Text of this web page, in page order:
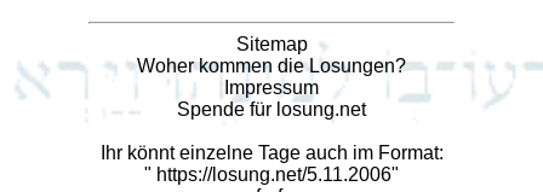
Sitemap
Woher kommen die Losungen?
Impressum
Spende für losung.net
Ihr könnt einzelne Tage auch im Format:
" https://losung.net/5.11.2006"